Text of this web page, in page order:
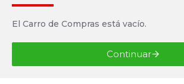
El Carro de Compras está vacío.
Continuar